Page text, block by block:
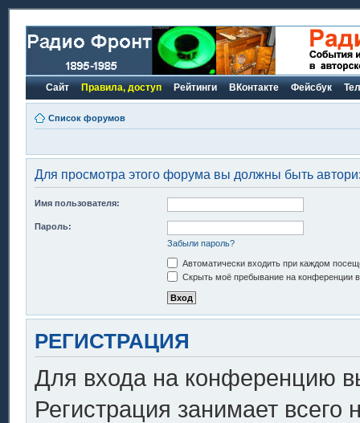
Сайт Правила, доступ Рейтинги ВКонтакте Фейсбук
Список форумов
Для просмотра этого форума вы должны быть
Имя пользователя:
Пароль:
Забыли пароль?
Автоматически входить при каждом
Скрыть моё пребывание на конференции в
РЕГИСТРАЦИЯ
Для входа на конференцию
Регистрация занимает всего